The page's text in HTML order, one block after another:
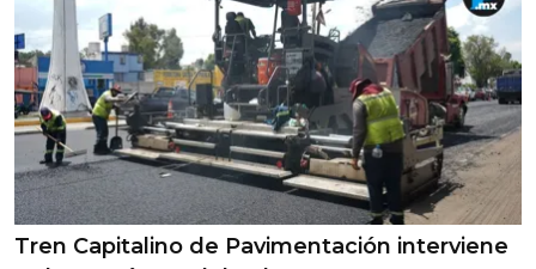
Tren Capitalino de Pavimentación interviene